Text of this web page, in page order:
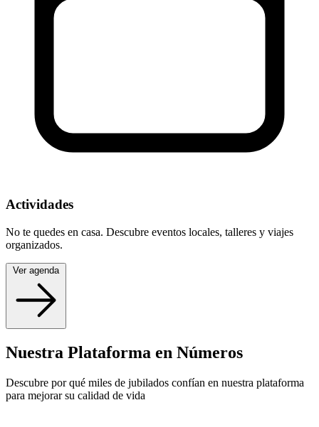
Actividades
No te quedes en casa. Descubre eventos locales, talleres y viajes
organizados.
Nuestra Plataforma en Números
Descubre por qué miles de jubilados confían en nuestra plataforma
para mejorar su calidad de vida